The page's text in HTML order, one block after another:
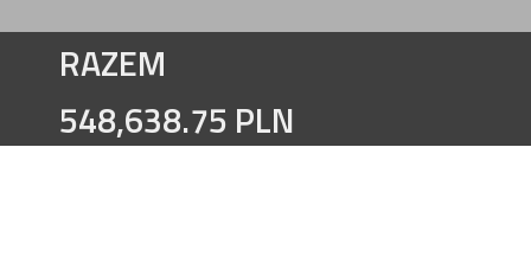
RAZEM
548,638.75 PLN